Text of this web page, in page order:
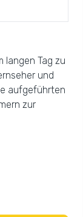
langen Tag zu
und
aufgeführten
zur